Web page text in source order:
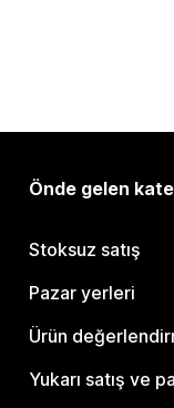
Önde gelen
Stoksuz satış
Pazar yerleri
Ürün
Yukarı satış ve